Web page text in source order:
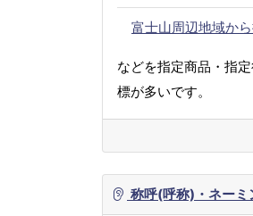
富士山周辺地域か
などを指定商品・指
標が多いです。
称呼(呼称)・ネーミ